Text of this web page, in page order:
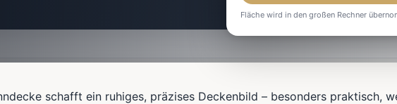
Fläche wird in den großen Rechner
schafft ein ruhiges, präzises Deckenbild – besonders praktisch,